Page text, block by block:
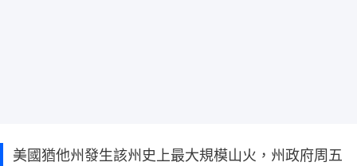
美國猶他州發生該州史上最大規模山火，州政府周五